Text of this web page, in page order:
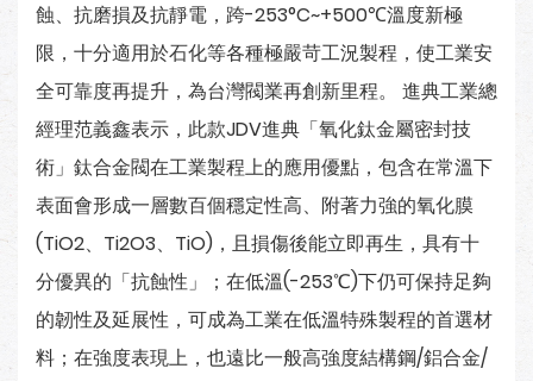
蝕、抗磨損及抗靜電，跨-253°C~+500℃溫度新極
限，十分適用於石化等各種極嚴苛工況製程，使工業安
全可靠度再提升，為台灣閥業再創新里程。 進典工業總
經理范義鑫表示，此款JDV進典「氧化鈦金屬密封技
術」鈦合金閥在工業製程上的應用優點，包含在常溫下
表面會形成一層數百個穩定性高、附著力強的氧化膜
(TiO2、Ti2O3、TiO)，且損傷後能立即再生，具有十
分優異的「抗蝕性」；在低溫(-253℃)下仍可保持足夠
的韌性及延展性，可成為工業在低溫特殊製程的首選材
料；在強度表現上，也遠比一般高強度結構鋼/鋁合金/